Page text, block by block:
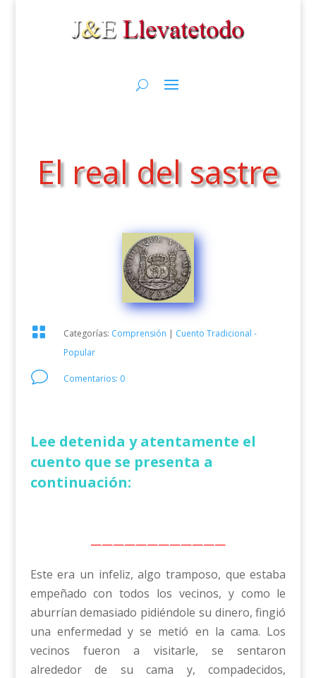
El real del sastre
 Categorías: Comprensión | Cuento Tradicional -
Popular
v Comentarios: 0
Lee detenida y atentamente el
cuento que se presenta a
continuación:
————————————
Este era un infeliz, algo tramposo, que estaba
empeñado con todos los vecinos, y como le
aburrían demasiado pidiéndole su dinero, fingió
una enfermedad y se metió en la cama. Los
vecinos fueron a visitarle, se sentaron
alrededor de su cama y, compadecidos,